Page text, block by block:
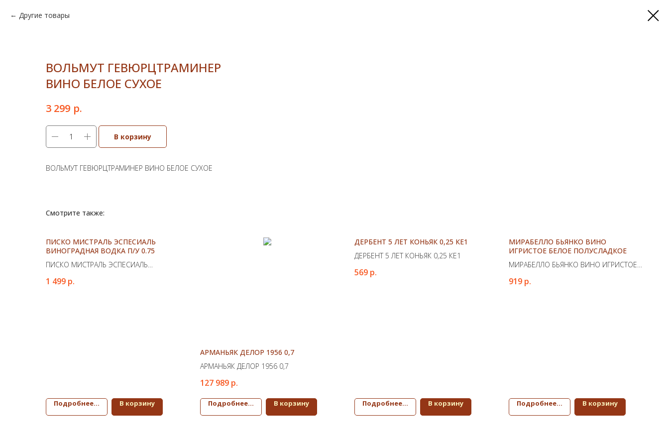
Другие товары
ВОЛЬМУТ ГЕВЮРЦТРАМИНЕР
ВИНО БЕЛОЕ СУХОЕ
3 299 р.
В корзину
ВОЛЬМУТ ГЕВЮРЦТРАМИНЕР ВИНО БЕЛОЕ СУХОЕ
Смотрите также:
ПИСКО МИСТРАЛЬ ЭСПЕСИАЛЬ
ВИНОГРАДНАЯ ВОДКА П/У 0.75
ПИСКО МИСТРАЛЬ ЭСПЕСИАЛЬ
1 499 р.
Подробнее... В корзину
АРМАНЬЯК ДЕЛОР 1956 0,7
АРМАНЬЯК ДЕЛОР 1956 0,7
127 989 р.
Подробнее... В корзину
ДЕРБЕНТ 5 ЛЕТ КОНЬЯК 0,25 КЕ1
ДЕРБЕНТ 5 ЛЕТ КОНЬЯК 0,25 КЕ1
569 р.
Подробнее... В корзину
МИРАБЕЛЛО БЬЯНКО ВИНО
ИГРИСТОЕ БЕЛОЕ ПОЛУСЛАДКОЕ
МИРАБЕЛЛО БЬЯНКО ВИНО ИГРИСТОЕ
919 р.
Подробнее... В корзину